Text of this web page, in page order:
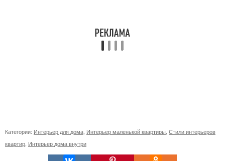
Категории: Интерьер для дома Интерьер маленькой квартиры Стили интерьеров
квартир Интерьер дома внутри